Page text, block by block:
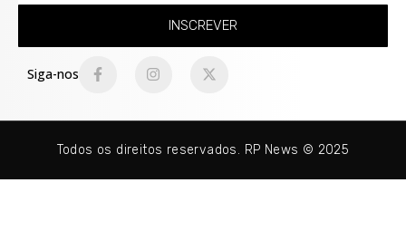
INSCREVER
Siga-nos
Todos os direitos reservados. RP News © 2025